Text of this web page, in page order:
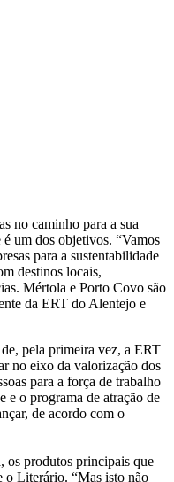
no caminho para a sua
um dos objetivos. “Vamos
para a sustentabilidade
destinos locais,
Mértola e Porto Covo são
da ERT do Alentejo e
pela primeira vez, a ERT
no eixo da valorização dos
para a força de trabalho
e o programa de atração de
de acordo com o
os produtos principais que
o Literário. “Mas isto não